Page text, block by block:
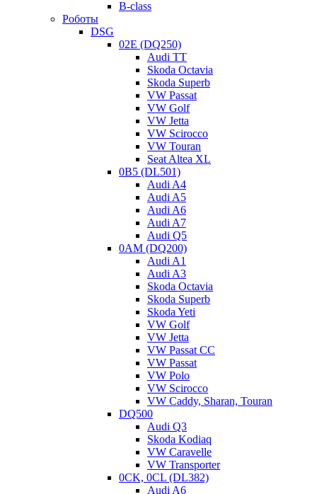
B-class
Роботы
DSG
02E (DQ250)
Audi TT
Skoda Octavia
Skoda Superb
VW Passat
VW Golf
VW Jetta
VW Scirocco
VW Touran
Seat Altea XL
0B5 (DL501)
Audi A4
Audi A5
Audi A6
Audi A7
Audi Q5
0AM (DQ200)
Audi A1
Audi A3
Skoda Octavia
Skoda Superb
Skoda Yeti
VW Golf
VW Jetta
VW Passat CC
VW Passat
VW Polo
VW Scirocco
VW Caddy, Sharan, Touran
DQ500
Audi Q3
Skoda Kodiaq
VW Caravelle
VW Transporter
0CK, 0CL (DL382)
Audi A6
Трансмиссия Chrysler 62TE устанавливалась на следующие
PACIFICA 07-08 V6 4.0L,
SEBRING/SEBRING CONVERT. 06-10 L4 2.4LV6 2.7L
TOWN&COUNTRY 07-.. V6 3.6L 3.8L 4.0L,
VOYAGER 07-08 L4 2.8L,
AVENGER 07-10 L4 2.4L V6 2.7L 3.5L,
CARAVAN/GRAND CARAVAN 07-.. V6 3.3L 3.6L 3.8L